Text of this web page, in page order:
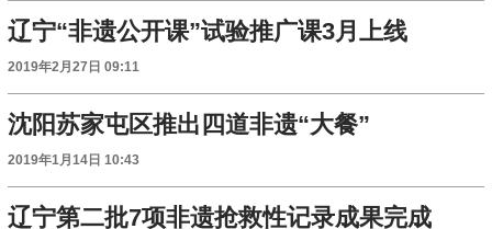
辽宁“非遗公开课”试验推广课3月上线
2019年2月27日 09:11
沈阳苏家屯区推出四道非遗“大餐”
2019年1月14日 10:43
辽宁第二批7项非遗抢救性记录成果完成